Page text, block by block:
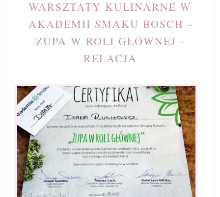
WARSZTATY KULINARNE W
AKADEMII SMAKU BOSCH -
ZUPA W ROLI GŁÓWNEJ -
RELACJA